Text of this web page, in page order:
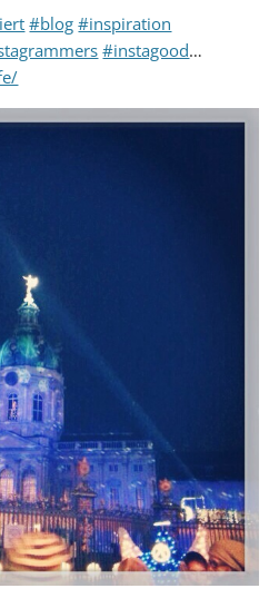
#blog #inspiration
#instagood…